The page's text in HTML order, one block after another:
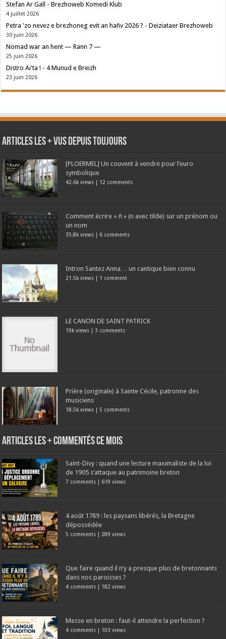
Stefan Ar Gall - Brezhoweb Komedi Klub
4 juillet 2026
Petra 'zo nevez e brezhoneg evit an hañv 2026 ? - Deiziataer Brezhoweb
30 juin 2026
Nomad war an hent — Rann 7 —
25 juin 2026
Distro Ai'ta ! - 4 Munud e Breizh
23 juin 2026
Articles les + vus depuis toujours
[PLOERMEL] Un couvent à vendre pour l’euro
symbolique
42.6k views | 12 comments
Comment écrire « ñ » (n avec tilde) sur un prénom ou
un nom
35.8k views | 6 comments
Intron Santez Anna… un cantique bien connu
21.5k views | 1 comment
LE CANON DE SAINT PATRICK
19k views | 3 comments
Prière (originale) à Sainte Cécile, patronne des
musiciens
18.5k views |5 comments
Articles les + commentés ce mois
Saint-Divy : quand une lecture maximaliste de la loi
de 1905 s’attaque au patrimoine breton
7 comments | 619 views
4 août 1789 : les paysans libérés, la Bretagne
dépossédée
5 comments | 289 views
Que faire quand il n’y a presque plus de bretonnants
dans nos paroisses ?
4 comments | 182 views
Messe en breton : faut-il attendre la perfection ?
4 comments | 103 views